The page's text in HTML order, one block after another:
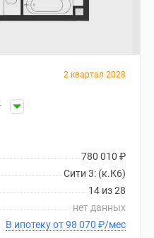
2 квартал 2028
780 010 ₽
Сити 3: (к.К6)
14 из 28
нет данных
В ипотеку от 98 070 ₽/мес